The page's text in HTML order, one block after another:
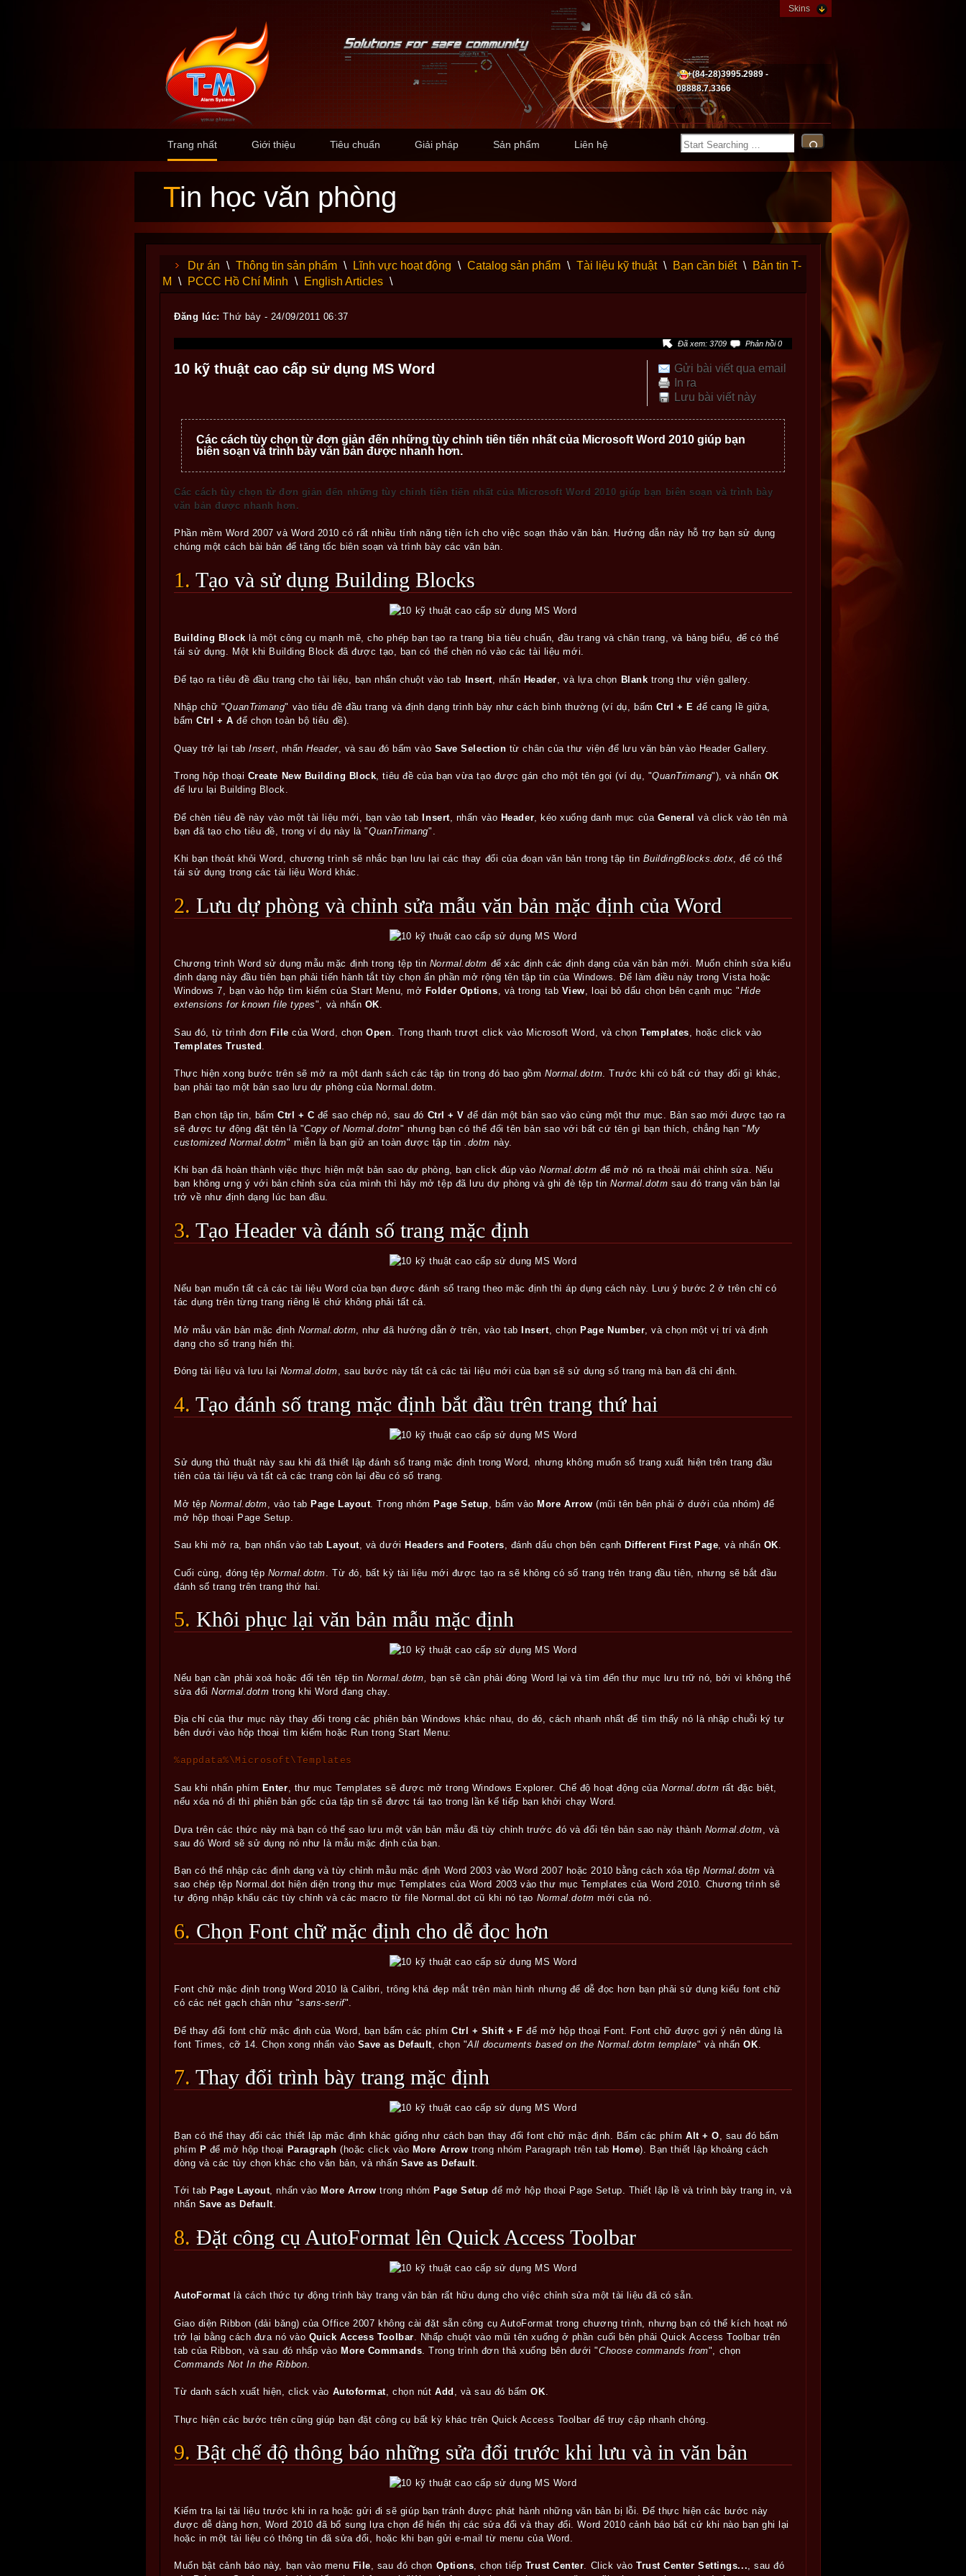
Skins
+(84-28)3995.2989 -
08888.7.3366
Trang nhất Giới thiệu Tiêu chuẩn Giải pháp Sản phẩm Liên hệ
Tin học văn phòng
Dự án \ Thông tin sản phẩm \ Lĩnh vực hoạt động \ Catalog sản phẩm \ Tài liệu kỹ thuật \ Bạn cần biết \
Bản tin T-
M
\ PCCC Hồ Chí Minh \ English Articles \
Đăng lúc: Thứ bảy - 24/09/2011 06:37
Đã xem: 3709 Phản hồi 0
Gửi bài viết qua email
In ra
Lưu bài viết này
10 kỹ thuật cao cấp sử dụng MS Word
Các cách tùy chọn từ đơn giản đến những tùy chỉnh tiên tiến nhất của Microsoft Word 2010 giúp bạn
biên soạn và trình bày văn bản được nhanh hơn.
Các cách tùy chọn từ đơn giản đến những tùy chỉnh tiên tiến nhất của Microsoft Word 2010 giúp bạn biên soạn và trình bày
văn bản được nhanh hơn.
Phần mềm Word 2007 và Word 2010 có rất nhiều tính năng tiện ích cho việc soạn thảo văn bản. Hướng dẫn này hỗ trợ bạn sử dụng
chúng một cách bài bản để tăng tốc biên soạn và trình bày các văn bản.
1. Tạo và sử dụng Building Blocks
Building Block là một công cụ mạnh mẽ, cho phép bạn tạo ra trang bìa tiêu chuẩn, đầu trang và chân trang, và bảng biểu, để có thể
tái sử dụng. Một khi Building Block đã được tạo, bạn có thể chèn nó vào các tài liệu mới.
Để tạo ra tiêu đề đầu trang cho tài liệu, bạn nhấn chuột vào tab Insert, nhấn Header , và lựa chọn Blank trong thư viện gallery.
Nhập chữ "QuanTrimang" vào tiêu đề đầu trang và định dạng trình bày như cách bình thường (ví dụ, bấmCtrl + Eđể cang lề giữa,
bấmCtrl + Ađể chọn toàn bộ tiêu đề).
Quay trở lại tabInsert , nhấnHeader, và sau đó bấm vào Save Selection từ chân của thư viện để lưu văn bản vào Header Gallery.
Trong hộp thoại Create New Building Block, tiêu đề của bạn vừa tạo được gán cho một tên gọi (ví dụ, "QuanTrimang"), và nhấn OK
để lưu lại Building Block.
Để chèn tiêu đề này vào một tài liệu mới, bạn vào tabInsert, nhấn vào Header , kéo xuống danh mục của Generalvà click vào tên mà
bạn đã tạo cho tiêu đề, trong ví dụ này là "QuanTrimang".
Khi bạn thoát khỏi Word, chương trình sẽ nhắc bạn lưu lại các thay đổi của đoạn văn bản trong tập tin BuildingBlocks.dotx, để có thể
tái sử dụng trong các tài liệu Word khác.
2. Lưu dự phòng và chỉnh sửa mẫu văn bản mặc định của Word
Chương trình Word sử dụng mẫu mặc định trong tệp tin Normal.dotm để xác định các định dạng của văn bản mới. Muốn chỉnh sửa kiểu
định dạng này đầu tiên bạn phải tiến hành tắt tùy chọn ẩn phần mở rộng tên tập tin của Windows. Để làm điều này trong Vista hoặc
Windows 7, bạn vào hộp tìm kiếm của Start Menu, mở Folder Options, và trong tab View, loại bỏ dấu chọn bên cạnh mục "Hide
extensions for known file types", và nhấn OK.
Sau đó, từ trình đơnFilecủa Word, chọnOpen . Trong thanh trượt click vào Microsoft Word, và chọnTemplates , hoặc click vào
Templates Trusted
Thực hiện xong bước trên sẽ mở ra một danh sách các tập tin trong đó bao gồmNormal.dotm. Trước khi có bất cứ thay đổi gì khác,
bạn phải tạo một bản sao lưu dự phòng của Normal.dotm.
Bạn chọn tập tin, bấmCtrl + C để sao chép nó, sau đó Ctrl + V để dán một bản sao vào cùng một thư mục. Bản sao mới được tạo ra
sẽ được tự động đặt tên là "Copy of Normal.dotm" nhưng bạn có thể đổi tên bản sao với bất cứ tên gì bạn thích, chẳng hạn "My
customized Normal.dotm" miễn là bạn giữ an toàn được tập tin .dotm này.
Khi bạn đã hoàn thành việc thực hiện một bản sao dự phòng, bạn click đúp vàoNormal.dotm để mở nó ra thoải mái chỉnh sửa. Nếu
bạn không ưng ý với bản chỉnh sửa của mình thì hãy mở tệp đã lưu dự phòng và ghi đè tệp tinNormal.dotm sau đó trang văn bản lại
trở về như định dạng lúc ban đầu.
3. Tạo Header và đánh số trang mặc định
Nếu bạn muốn tất cả các tài liệu Word của bạn được đánh số trang theo mặc định thì áp dụng cách này. Lưu ý bước 2 ở trên chỉ có
tác dụng trên từng trang riêng lẻ chứ không phải tất cả.
Mở mẫu văn bản mặc định Normal.dotm , như đã hướng dẫn ở trên, vào tabInsert, chọnPage Number , và chọn một vị trí và định
dạng cho số trang hiển thị.
Đóng tài liệu và lưu lại Normal.dotm, sau bước này tất cả các tài liệu mới của bạn sẽ sử dụng số trang mà bạn đã chỉ định.
4. Tạo đánh số trang mặc định bắt đầu trên trang thứ hai
Sử dụng thủ thuật này sau khi đã thiết lập đánh số trang mặc định trong Word, nhưng không muốn số trang xuất hiện trên trang đầu
tiên của tài liệu và tất cả các trang còn lại đều có số trang.
Mở tệp Normal.dotm , vào tabPage Layout. Trong nhómPage Setup , bấm vàoMore Arrow (mũi tên bên phải ở dưới của nhóm) để
mở hộp thoại Page Setup.
Sau khi mở ra, bạn nhấn vào tab Layout, và dưới Headers and Footers, đánh dấu chọn bên cạnh Different First Page, và nhấn OK.
Cuối cùng, đóng tệp Normal.dotm . Từ đó, bất kỳ tài liệu mới được tạo ra sẽ không có số trang trên trang đầu tiên, nhưng sẽ bắt đầu
đánh số trang trên trang thứ hai.
5. Khôi phục lại văn bản mẫu mặc định
Nếu bạn cần phải xoá hoặc đổi tên tệp tin Normal.dotm,
bạn sẽ cần phải đóng Word lại và tìm đến thư mục lưu trữ nó, bởi vì không thể
sửa đổiNormal.dotm trong khi Word đang chạy.
Địa chỉ của thư mục này thay đổi trong các phiên bản Windows khác nhau, do đó, cách nhanh nhất để tìm thấy nó là nhập chuỗi ký tự
bên dưới vào hộp thoại tìm kiếm hoặc Run trong Start Menu:
%appdata%\Microsoft\Templates
Sau khi nhấn phím Enter, thư mục Templates sẽ được mở trong Windows Explorer. Chế độ hoạt động củaNormal.dotm rất đặc biệt,
nếu xóa nó đi thì phiên bản gốc của tập tin sẽ được tái tạo trong lần kế tiếp bạn khởi chạy Word.
Dựa trên các thức này mà bạn có thể sao lưu một văn bản mẫu đã tùy chỉnh trước đó và đổi tên bản sao này thành Normal.dotm , và
sau đó Word sẽ sử dụng nó như là mẫu mặc định của bạn.
Bạn có thể nhập các định dạng và tùy chỉnh mẫu mặc định Word 2003 vào Word 2007 hoặc 2010 bằng cách xóa tệp Normal.dotm và
sao chép tệp Normal.dot hiện diện trong thư mục Templates của Word 2003 vào thư mục Templates của Word 2010. Chương trình sẽ
tự động nhập khẩu các tùy chỉnh và các macro từ file Normal.dot cũ khi nó tạo Normal.dotm mới của nó.
6. Chọn Font chữ mặc định cho dễ đọc hơn
Font chữ mặc định trong Word 2010 là Calibri, trông khá đẹp mắt trên màn hình nhưng để dễ đọc hơn bạn phải sử dụng kiểu font chữ
có các nét gạch chân như "sans-serif".
Để thay đổi font chữ mặc định của Word, bạn bấm các phím Ctrl + Shift + F để mở hộp thoại Font. Font chữ được gợi ý nên dùng là
font Times, cỡ 14. Chọn xong nhấn vào Save as Default, chọn "All documents based on the Normal.dotm template" và nhấnOK
7. Thay đổi trình bày trang mặc định
Bạn có thể thay đổi các thiết lập mặc định khác giống như cách bạn thay đổi font chữ mặc định. Bấm các phím Alt + O , sau đó bấm
phím P để mở hộp thoại Paragraph(hoặc click vào More Arrow trong nhóm Paragraph trên tabHome). Bạn thiết lập khoảng cách
dòng và các tùy chọn khác cho văn bản, và nhấn Save as Default.
Tới tab Page Layout, nhấn vào More Arrow trong nhóm Page Setup để mở hộp thoại Page Setup. Thiết lập lề và trình bày trang in, và
nhấn Save as Default.
8. Đặt công cụ AutoFormat lên Quick Access Toolbar
AutoFormatlà cách thức tự động trình bày trang văn bản rất hữu dụng cho việc chỉnh sửa một tài liệu đã có sẵn.
Giao diện Ribbon (dải băng) của Office 2007 không cài đặt sẵn công cụ AutoFormat trong chương trình, nhưng bạn có thể kích hoạt nó
trở lại bằng cách đưa nó vào Quick Access Toolbar . Nhấp chuột vào mũi tên xuống ở phần cuối bên phải Quick Access Toolbar trên
tab của Ribbon, và sau đó nhấp vàoMore Commands . Trong trình đơn thả xuống bên dưới "Choose commands from", chọn
Commands Not In the Ribbon
Từ danh sách xuất hiện, click vào Autoformat, chọn nútAdd , và sau đó bấmOK.
Thực hiện các bước trên cũng giúp bạn đặt công cụ bất kỳ khác trên Quick Access Toolbar để truy cập nhanh chóng.
9. Bật chế độ thông báo những sửa đổi trước khi lưu và in văn bản
Kiểm tra lại tài liệu trước khi in ra hoặc gửi đi sẽ giúp bạn tránh được phát hành những văn bản bị lỗi. Để thực hiện các bước này
được dễ dàng hơn, Word 2010 đã bổ sung lựa chọn để hiển thị các sửa đổi và thay đổi. Word 2010 cảnh báo bất cứ khi nào bạn ghi lại
hoặc in một tài liệu có thông tin đã sửa đổi, hoặc khi bạn gửi e-mail từ menu của Word.
Muốn bật cảnh báo này, bạn vào menu File, sau đó chọn Options, chọn tiếp Trust Center. Click vào Trust Center Settings..., sau đó